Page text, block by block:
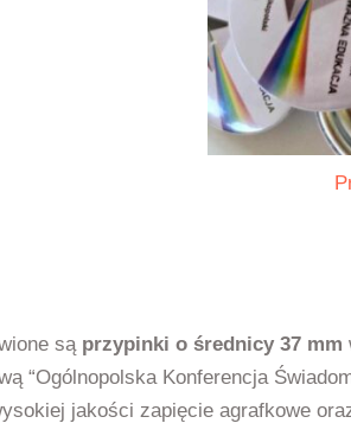
są przypinki o średnicy 37 mm
“Ogólnopolska Konferencja
jakości zapięcie agrafkowe